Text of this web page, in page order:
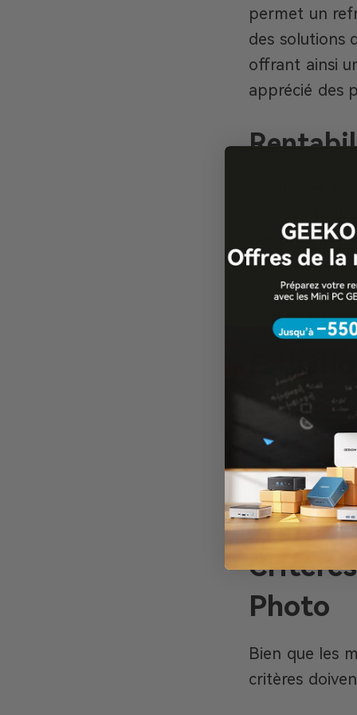
permet un
des solutions
offrant ainsi
apprécié des
Comparés
représentent
performance
pour les
Les mini PC
esthétique
atmosphère
disponible est
Photo
Bien que les
critères